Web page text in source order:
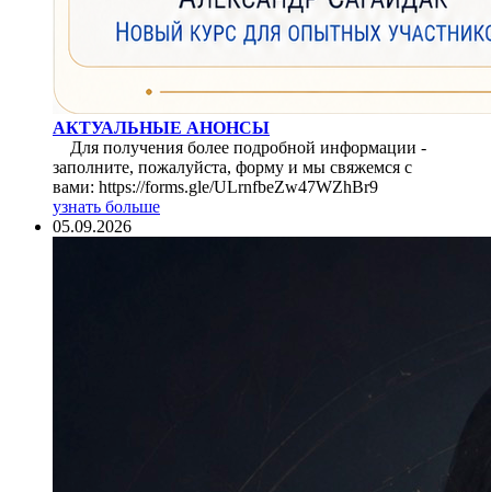
АКТУАЛЬНЫЕ АНОНСЫ
Для получения более подробной информации -
заполните, пожалуйста, форму и мы свяжемся с
вами: https://forms.gle/ULrnfbeZw47WZhBr9
узнать больше
05.09.2026